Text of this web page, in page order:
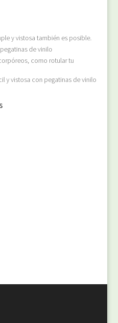
y vistosa también es posible.
de vinilo
como rotular tu
y vistosa con pegatinas de vinilo